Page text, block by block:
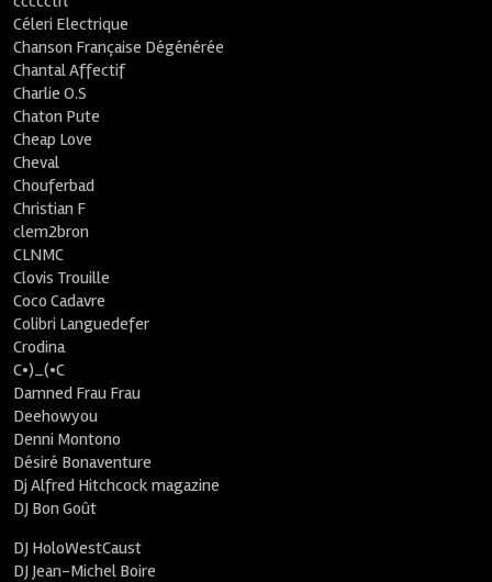
Céleri Electrique
Chanson Française Dégénérée
Chantal Affectif
Charlie O.S
Chaton Pute
Cheap Love
Cheval
Chouferbad
Christian F
clem2bron
CLNMC
Clovis Trouille
Coco Cadavre
Colibri Languedefer
Crodina
C•)_(•C
Damned Frau Frau
Deehowyou
Denni Montono
Désiré Bonaventure
Dj Alfred Hitchcock magazine
DJ Bon Goût
DJ HoloWestCaust
DJ Jean-Michel Boire